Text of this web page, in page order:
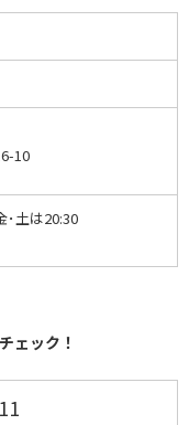
10
･土は20:30
ェック！